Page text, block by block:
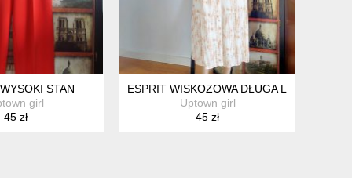
STAN
girl
45 zł
ESPRIT WISKOZOWA DŁUGA LETNIA
Uptown girl
45 zł